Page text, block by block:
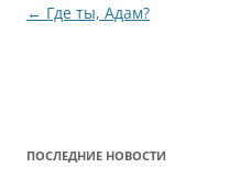
Навигация
← Где ты, Адам?
ПОСЛЕДНИЕ НОВОСТИ